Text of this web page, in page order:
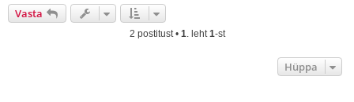
s
Vasta
2 postitust • 1. leht1-st
Hüppa